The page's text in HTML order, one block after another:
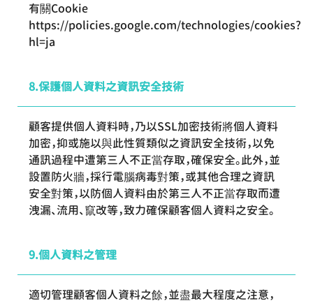
有關Cookie
https://policies.google.com/technologies/cookies?
hl=ja
保護個人資料之資訊安全技術
顧客提供個人資料時，乃以SSL加密技術將個人資料
加密，抑或施以與此性質類似之資訊安全技術，以免
通訊過程中遭第三人不正當存取，確保安全。此外，並
設置防火牆，採行電腦病毒對策，或其他合理之資訊
安全對策，以防個人資料由於第三人不正當存取而遭
洩漏、流用、竄改等，致力確保顧客個人資料之安全。
個人資料之管理
適切管理顧客個人資料之餘，並盡最大程度之注意，